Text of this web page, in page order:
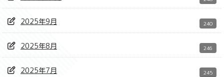
2025年9月 240
2025年8月 246
2025年7月 245